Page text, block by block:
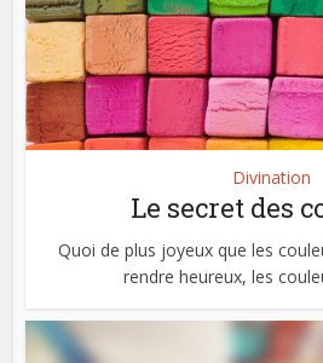
Divination
Le secret des
Quoi de plus joyeux que les
rendre heureux, les